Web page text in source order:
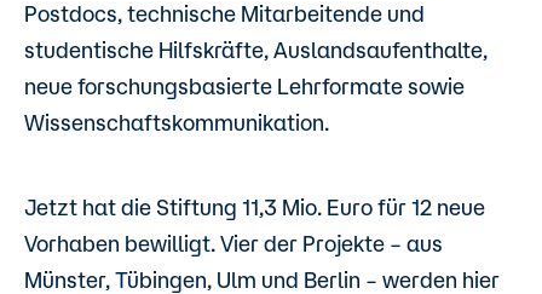
Postdocs, technische Mitarbeitende und
studentische Hilfskräfte, Auslandsaufenthalte,
neue forschungsbasierte Lehrformate sowie
Wissenschaftskommunikation.
Jetzt hat die Stiftung 11,3 Mio. Euro für 12 neue
Vorhaben bewilligt. Vier der Projekte – aus
Münster, Tübingen, Ulm und Berlin – werden hier